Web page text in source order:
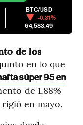
BTC/USD
-0.31%
64,583.49
de los
en lo que
súper 95 en
de 1,88%
en mayo.